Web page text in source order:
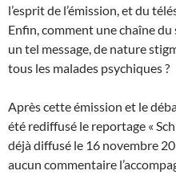
l’esprit de l’émission, et du
Enfin, comment une chaîne
un tel message, de nature
tous les malades psychiques ?
Après cette émission et le
été rediffusé le reportage «
déjà diffusé le 16 novembre
aucun commentaire